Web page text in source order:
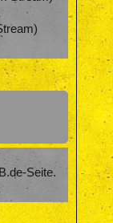
Seite.